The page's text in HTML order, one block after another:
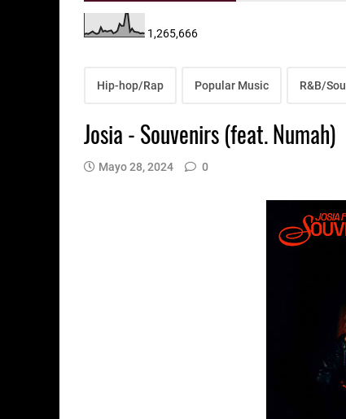
1,265,666
Hip-hop/Rap Popular Music R&B/Soul
Josia - Souvenirs (feat. Numah)
Mayo 28, 2024 0